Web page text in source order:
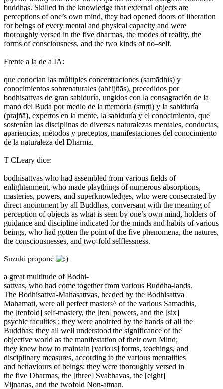
buddhas. Skilled in the knowledge that external objects are
perceptions of one’s own mind, they had opened doors of liberation
for beings of every mental and physical capacity and were
thoroughly versed in the five dharmas, the modes of reality, the
forms of consciousness, and the two kinds of no–self.
Frente a la de a IA:
que conocian las múltiples concentraciones (samādhis) y
conocimientos sobrenaturales (abhijñās), precedidos por
bodhisattvas de gran sabiduría, ungidos con la consagración de la
mano del Buda por medio de la memoria (smṛti) y la sabiduría
(prajñā), expertos en la mente, la sabiduría y el conocimiento, que
sostenían las disciplinas de diversas naturalezas mentales, conductas,
apariencias, métodos y preceptos, manifestaciones del conocimiento
de la naturaleza del Dharma.
T CLeary dice:
bodhisattvas who had assembled from various fields of
enlightenment, who made playthings of numerous absorptions,
masteries, powers, and superknowledges, who were consecrated by
direct anointment by all Buddhas, conversant with the meaning of
perception of objects as what is seen by one’s own mind, holders of
guidance and discipline indicated for the minds and habits of various
beings, who had gotten the point of the five phenomena, the natures,
the consciousnesses, and two-fold selflessness.
Suzuki propone
a great multitude of Bodhi-
sattvas, who had come together from various Buddha-lands.
The Bodhisattva-Mahasattvas, headed by the Bodhisattva
Mahamati, were all perfect masters^ of the various Samadhis,
the [tenfold] self-mastery, the [ten] powers, and the [six]
psychic faculties ; they were anointed by the hands of all the
Buddhas; they all well understood the significance of the
objective world as the manifestation of their own Mind;
they knew how to maintain [various] forms, teachings, and
disciplinary measures, according to the various mentalities
and behaviours of beings; they were thoroughly versed in
the five Dharmas, the [three] Svabhavas, the [eight]
Vijnanas, and the twofold Non-atman.